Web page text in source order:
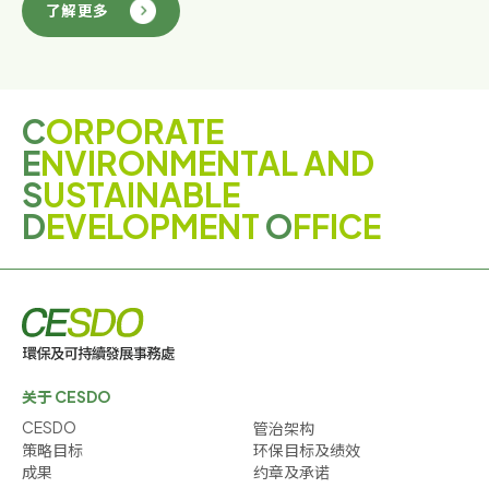
了解更多
✕
CORPORATE
ENVIRONMENTAL AND
SUSTAINABLE
DEVELOPMENTOFFICE
关于 CESDO
CESDO
管治架构
策略目标
环保目标及绩效
成果
约章及承诺